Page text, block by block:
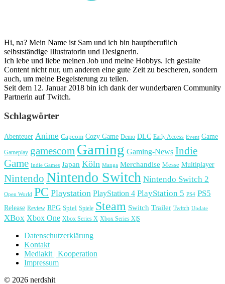
Hi, na? Mein Name ist Sam und ich bin hauptberuflich
selbstständige Illustratorin und Designerin.
Ich lebe und liebe meinen Job und meine Hobbys. Ich gestalte
Content nicht nur, um anderen eine gute Zeit zu bescheren, sondern
auch, um meine Begeisterung zu teilen.
Seit dem 12. Januar 2018 bin ich dank der wunderbaren Community
Partnerin auf Twitch.
Schlagwörter
Abenteuer Anime Capcom Cozy Game Demo DLC Early Access Event Game
Gameplay gamescom Gaming Gaming-News Indie
Game Indie Games Japan Köln Manga Merchandise Messe Multiplayer
Nintendo Nintendo Switch Nintendo Switch 2
Open World PC Playstation PlayStation 4 PlayStation 5 PS4 PS5
Release Review RPG Spiel Spiele Steam Switch Trailer Twitch Update
XBox Xbox One Xbox Series X Xbox Series X|S
Datenschutzerklärung
Kontakt
Mediakit | Kooperation
Impressum
© 2026 nerdshit